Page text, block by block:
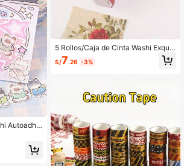
Autoadhe
y Tema d
Regres
5 Rollos/Caja de Cinta Washi Exquis
ita con Patrón Vintage de Plantas y
Flores, con Diferentes Combinacion
S/7.26 -3%